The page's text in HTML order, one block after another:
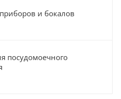
и бокалов
посудомоечного